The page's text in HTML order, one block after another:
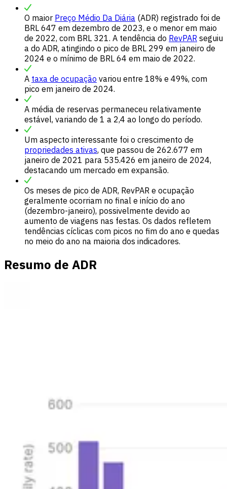
O maior Preço Médio Da Diária (ADR) registrado foi de
BRL 647 em dezembro de 2023, e o menor em maio
de 2022, com BRL 321. A tendência do RevPAR seguiu
a do ADR, atingindo o pico de BRL 299 em janeiro de
2024 e o mínimo de BRL 64 em maio de 2022.
A taxa de ocupação variou entre 18% e 49%, com
pico em janeiro de 2024.
A média de reservas permaneceu relativamente
estável, variando de 1 a 2,4 ao longo do período.
Um aspecto interessante foi o crescimento de
propriedades ativas, que passou de 262.677 em
janeiro de 2021 para 535.426 em janeiro de 2024,
destacando um mercado em expansão.
Os meses de pico de ADR, RevPAR e ocupação
geralmente ocorriam no final e início do ano
(dezembro-janeiro), possivelmente devido ao
aumento de viagens nas festas. Os dados refletem
tendências cíclicas com picos no fim do ano e quedas
no meio do ano na maioria dos indicadores.
Resumo de ADR